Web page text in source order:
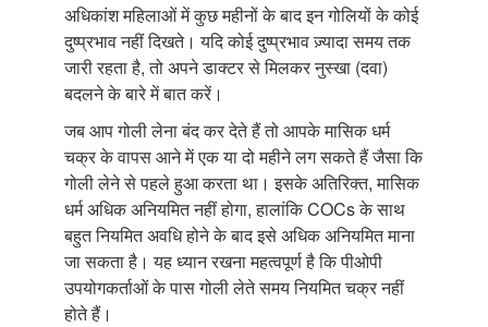
अधिकांश महिलाओं में कुछ महीनों के बाद इन गोलियों के कोई
दुष्प्रभाव नहीं दिखते। यदि कोई दुष्प्रभाव ज़्यादा समय तक
जारी रहता है, तो अपने डाक्टर से मिलकर नुस्खा (दवा)
बदलने के बारे में बात करें।
जब आप गोली लेना बंद कर देते हैं तो आपके मासिक धर्म
चक्र के वापस आने में एक या दो महीने लग सकते हैं जैसा कि
गोली लेने से पहले हुआ करता था। इसके अतिरिक्त, मासिक
धर्म अधिक अनियमित नहीं होगा, हालांकि COCs के साथ
बहुत नियमित अवधि होने के बाद इसे अधिक अनियमित माना
जा सकता है। यह ध्यान रखना महत्वपूर्ण है कि पीओपी
उपयोगकर्ताओं के पास गोली लेते समय नियमित चक्र नहीं
होते हैं।